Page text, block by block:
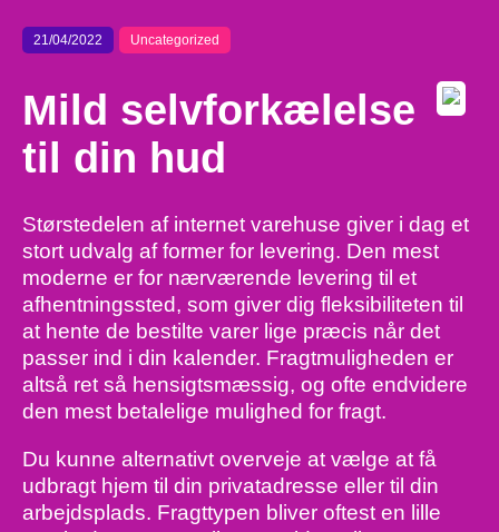
21/04/2022 Uncategorized
Mild selvforkælelse
til din hud
Størstedelen af internet varehuse giver i dag et
stort udvalg af former for levering. Den mest
moderne er for nærværende levering til et
afhentningssted, som giver dig fleksibiliteten til
at hente de bestilte varer lige præcis når det
passer ind i din kalender. Fragtmuligheden er
altså ret så hensigtsmæssig, og ofte endvidere
den mest betalelige mulighed for fragt.
Du kunne alternativt overveje at vælge at få
udbragt hjem til din privatadresse eller til din
arbejdsplads. Fragttypen bliver oftest en lille